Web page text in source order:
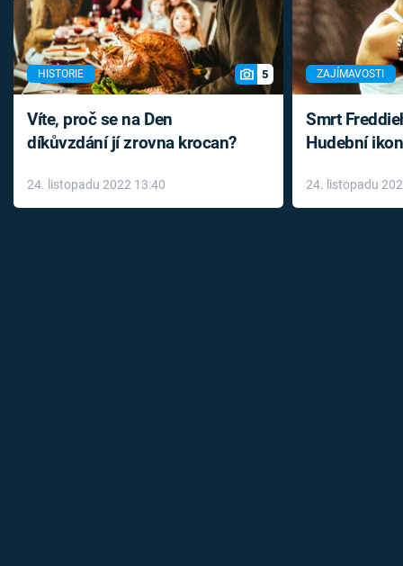
HISTORIE 5
Víte, proč se na Den
díkůvzdání jí zrovna krocan?
24. listopadu 2022 13:40
ZAJÍMAVOSTI
Smrt
Hudební
léky
24. listopadu